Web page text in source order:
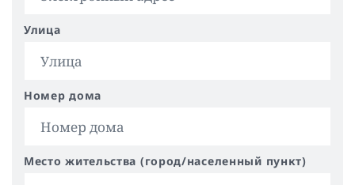
Улица
Номер дома
Место жительства (город/населенный пункт)